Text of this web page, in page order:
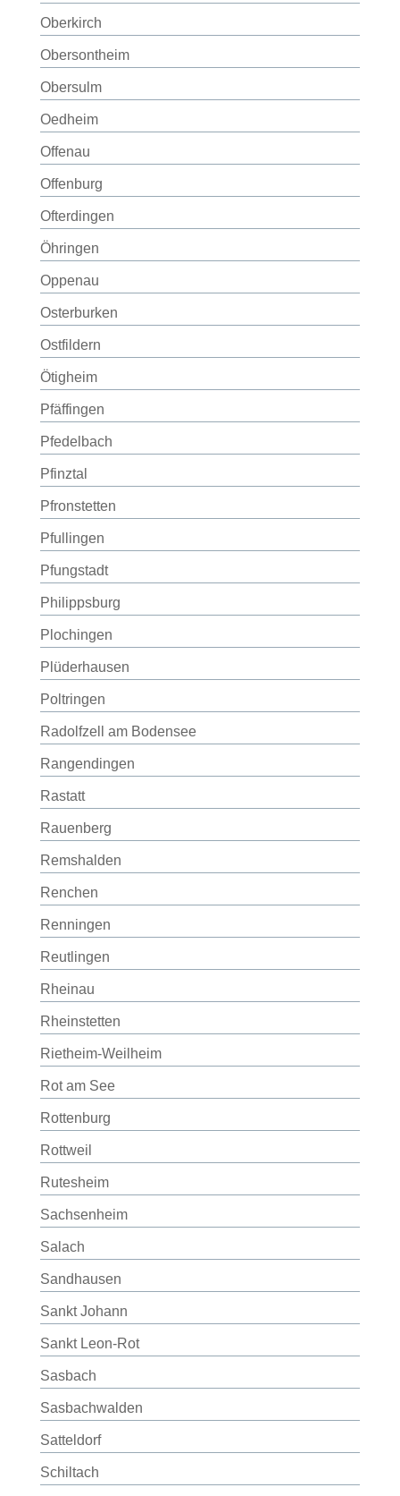
Oberkirch
Obersontheim
Obersulm
Oedheim
Offenau
Offenburg
Ofterdingen
Öhringen
Oppenau
Osterburken
Ostfildern
Ötigheim
Pfäffingen
Pfedelbach
Pfinztal
Pfronstetten
Pfullingen
Pfungstadt
Philippsburg
Plochingen
Plüderhausen
Poltringen
Radolfzell am Bodensee
Rangendingen
Rastatt
Rauenberg
Remshalden
Renchen
Renningen
Reutlingen
Rheinau
Rheinstetten
Rietheim-Weilheim
Rot am See
Rottenburg
Rottweil
Rutesheim
Sachsenheim
Salach
Sandhausen
Sankt Johann
Sankt Leon-Rot
Sasbach
Sasbachwalden
Satteldorf
Schiltach